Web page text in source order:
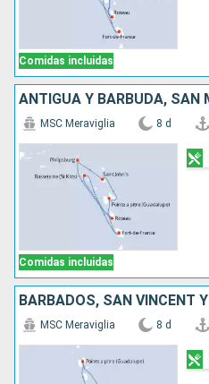
Comidas incluidas
Comidas incluidas
MSC Meraviglia 8 d
MSC Meraviglia 8 d